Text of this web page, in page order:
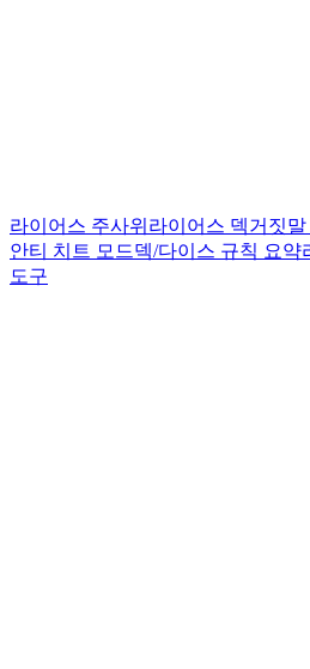
라이어스 주사위 라이어스 덱거짓
안티 치트 모드덱/다이스 규칙 요약
도구